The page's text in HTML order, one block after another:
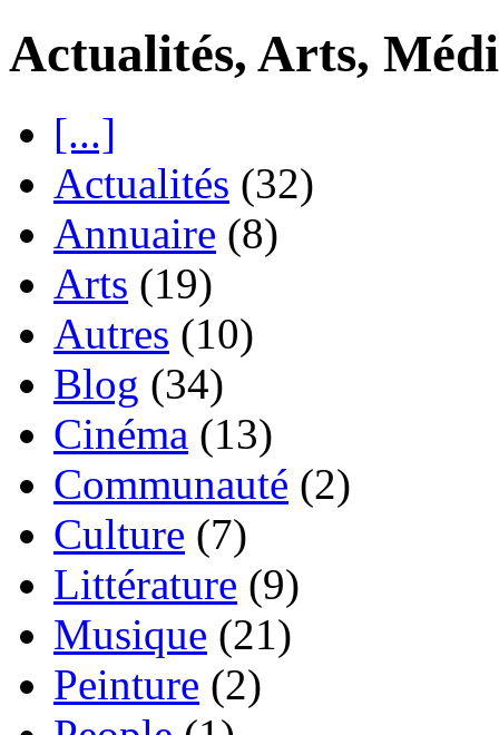
Actualités, Arts,
[...]
Actualités (32)
Annuaire (8)
Arts (19)
Autres (10)
Blog (34)
Cinéma (13)
Communauté (2)
Culture (7)
Littérature (9)
Musique (21)
Peinture (2)